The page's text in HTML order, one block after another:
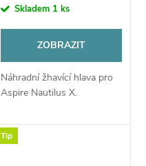
cena:Skladem 1 ks
ZOBRAZIT
Náhradní žhavící hlava pro
Aspire Nautilus X.
Tip